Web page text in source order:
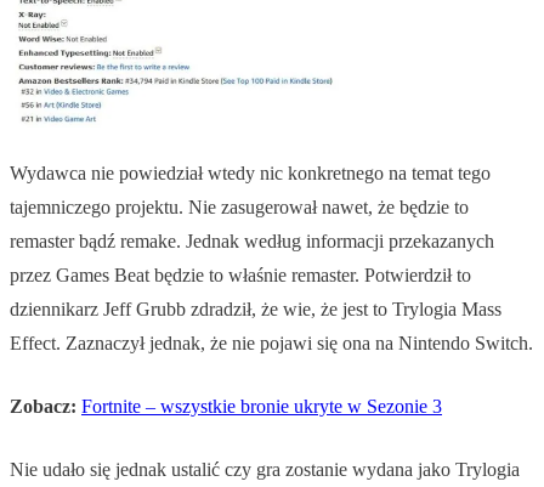
Wydawca nie powiedział wtedy nic konkretnego na temat tego
tajemniczego projektu. Nie zasugerował nawet, że będzie to
remaster bądź remake. Jednak według informacji przekazanych
przez Games Beat będzie to właśnie remaster. Potwierdził to
dziennikarz Jeff Grubb zdradził, że wie, że jest to Trylogia Mass
Effect. Zaznaczył jednak, że nie pojawi się ona na Nintendo Switch.
Zobacz: Fortnite – wszystkie bronie ukryte w Sezonie 3
Nie udało się jednak ustalić czy gra zostanie wydana jako Trylogia